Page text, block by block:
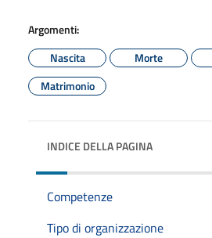
Argomenti:
Nascita
Morte
Matrimonio
INDICE DELLA PAGINA
Competenze
Tipo di organizzazione